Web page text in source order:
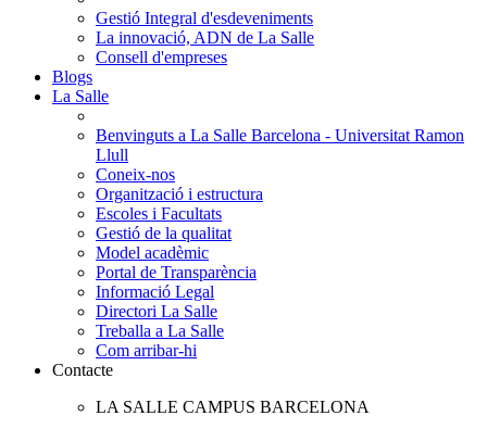
Gestió Integral d'esdeveniments
La innovació, ADN de La Salle
Consell d'empreses
Blogs
La Salle
Benvinguts a La Salle Barcelona - Universitat Ramon
Llull
Coneix-nos
Organització i estructura
Escoles i Facultats
Gestió de la qualitat
Model acadèmic
Portal de Transparència
Informació Legal
Directori La Salle
Treballa a La Salle
Com arribar-hi
Contacte
LA SALLE CAMPUS BARCELONA